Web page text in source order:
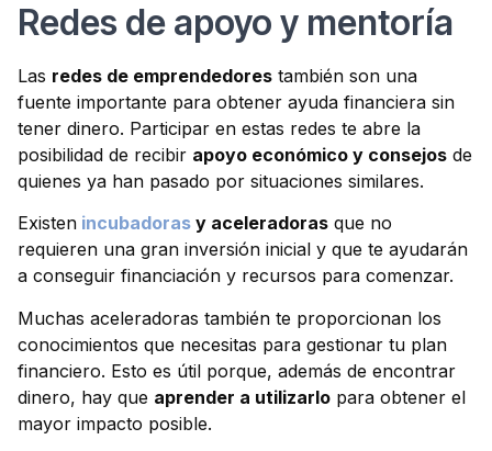
Redes de apoyo y mentoría
Las redes de emprendedores también son una
fuente importante para obtener ayuda financiera sin
tener dinero. Participar en estas redes te abre la
posibilidad de recibir apoyo económico y consejos de
quienes ya han pasado por situaciones similares.
Existen incubadoras y aceleradoras que no
requieren una gran inversión inicial y que te ayudarán
a conseguir financiación y recursos para comenzar.
Muchas aceleradoras también te proporcionan los
conocimientos que necesitas para gestionar tu plan
financiero. Esto es útil porque, además de encontrar
dinero, hay que aprender a utilizarlo para obtener el
mayor impacto posible.